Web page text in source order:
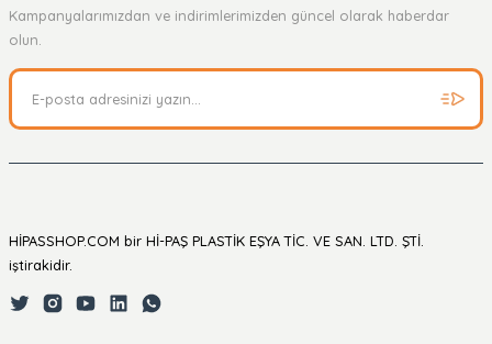
Kampanyalarımızdan ve indirimlerimizden güncel olarak haberdar
olun.
HİPASSHOP.COM bir Hİ-PAŞ PLASTİK EŞYA TİC. VE SAN. LTD. ŞTİ.
iştirakidir.